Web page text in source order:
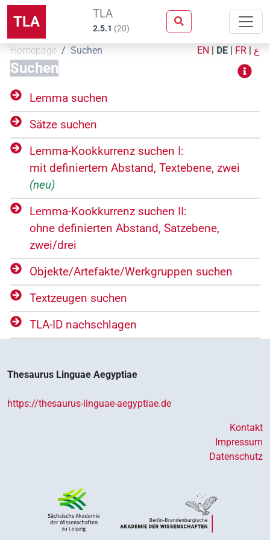
TLA TLA
2.5.1 (20)
Homepage Suchen EN | DE | FR | ع
Suchen
Lemma suchen
Sätze suchen
Lemma-Kookkurrenz suchen I:
mit definiertem Abstand, Textebene, zwei
(neu)
Lemma-Kookkurrenz suchen II:
ohne definierten Abstand, Satzebene,
zwei/drei
Objekte/​Artefakte/​Werkgruppen suchen
Textzeugen suchen
TLA-ID nachschlagen
Thesaurus Linguae Aegyptiae
https://thesaurus-linguae-aegyptiae.de
Kontakt
Impressum
Datenschutz